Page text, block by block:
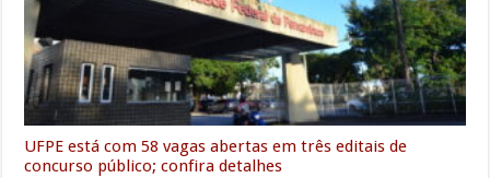
r
UFPE está com 58 vagas abertas em três editais de
concurso público; confira detalhes